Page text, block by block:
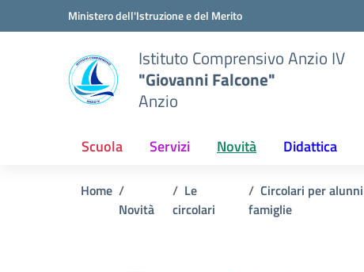
Vai ai contenuti
Vai al menu di navigazioneMinistero dell'Istruzione e del Merito
Istituto Comprensivo Anzio IV
"Giovanni Falcone"
Anzio
Scuola Servizi Novità Didattica
Home
Novità
Le
circolari
Circolari per
famiglie